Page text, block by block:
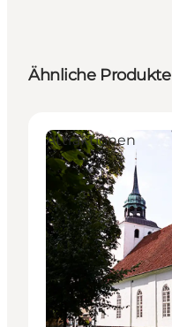
Ähnliche Produkte
Attraktionen